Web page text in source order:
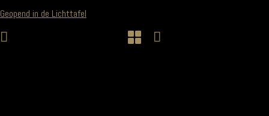
Geopend in de Lichttafel